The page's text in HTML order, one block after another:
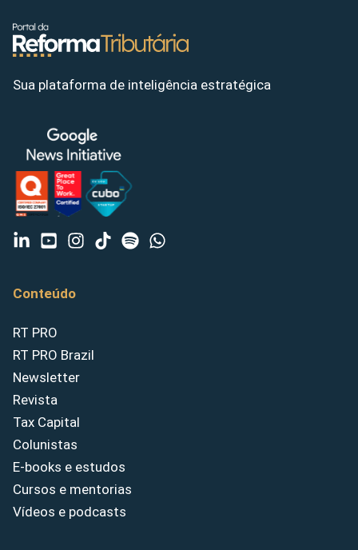
Sua plataforma de inteligência estratégica
Conteúdo
RT PRO
RT PRO Brazil
Newsletter
Revista
Tax Capital
Colunistas
E-books e estudos
Cursos e mentorias
Vídeos e podcasts